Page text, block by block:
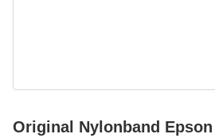
Original Nylonband Epson